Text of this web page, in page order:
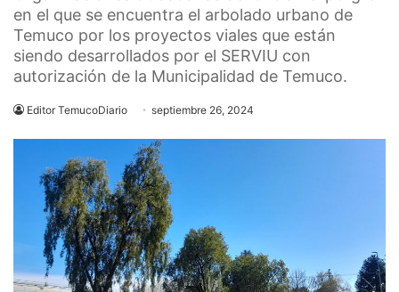
en el que se encuentra el arbolado urbano de
Temuco por los proyectos viales que están
siendo desarrollados por el SERVIU con
autorización de la Municipalidad de Temuco.
Editor TemucoDiario septiembre 26, 2024